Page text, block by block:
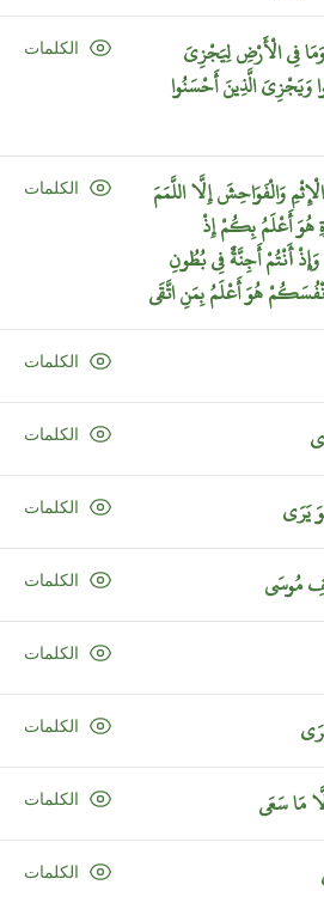
وَمَافِيالْأَرْضِلِيَجْزِيَ
وَيَجْزِيَالَّذِينَأَحْسَنُوا
الكلمات
الْإِثْمِوَالْفَوَاحِشَإِلَّااللَّمَمَ
هُوَأَعْلَمُبِكُمْإِذْ
وَإِذْأَنْتُمْأَجِنَّةٌفِيبُطُونِ
هُوَأَعْلَمُبِمَنِاتَّقَى
الكلمات
الكلمات
الكلمات
يَرَى الكلمات
مُوسَى الكلمات
الكلمات
الكلمات
مَاسَعَى الكلمات
الكلمات